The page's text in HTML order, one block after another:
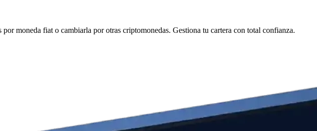
moneda fiat o cambiarla por otras criptomonedas. Gestiona tu cartera con total confianza.